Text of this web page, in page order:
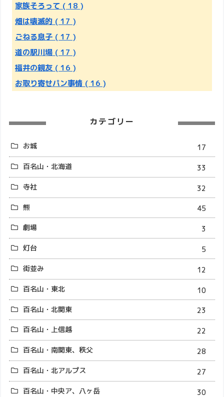
家族そろって ( 18 )
畑は壊滅的 ( 17 )
ごねる息子 ( 17 )
道の駅川場 ( 17 )
福井の親友 ( 16 )
お取り寄せパン事情 ( 16 )
カテゴリー
お城
17
百名山・北海道
33
寺社
32
熊
45
劇場
3
灯台
5
街並み
12
百名山・東北
10
百名山・北関東
23
百名山・上信越
22
百名山・南関東、秩父
28
百名山・北アルプス
27
百名山・中央ア、八ヶ岳
30